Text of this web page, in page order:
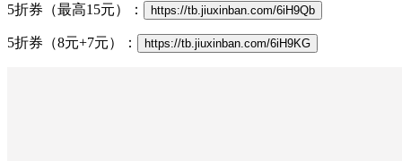
5折券（最高15元）： https://tb.jiuxinban.com/6iH9Qb
5折券（8元+7元）： https://tb.jiuxinban.com/6iH9KG